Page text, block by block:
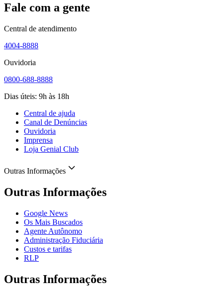
Fale com a gente
Central de atendimento
4004-8888
Ouvidoria
0800-688-8888
Dias úteis: 9h às 18h
Central de ajuda
Canal de Denúncias
Ouvidoria
Imprensa
Loja Genial Club
Outras Informações
Outras Informações
Google News
Os Mais Buscados
Agente Autônomo
Administração Fiduciária
Custos e tarifas
RLP
Outras Informações